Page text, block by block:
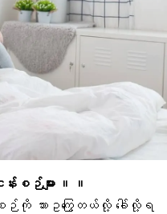
စဉ်များ ။ ။
စဉ်ကို သားဥကြွေတယ်လို့ ခေါ်လို့ရ